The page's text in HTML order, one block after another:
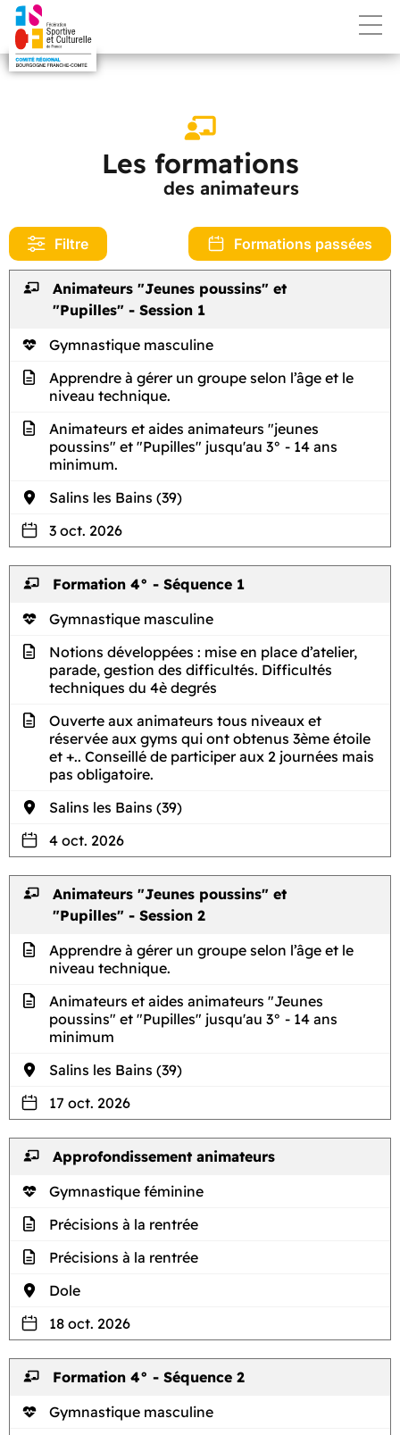
Les formations
des animateurs
Filtre Formations passées
Animateurs "Jeunes poussins" et
"Pupilles" - Session 1
Gymnastique masculine
Apprendre à gérer un groupe selon l’âge et le
niveau technique.
Animateurs et aides animateurs "jeunes
poussins" et "Pupilles" jusqu'au 3° - 14 ans
minimum.
Salins les Bains (39)
3 oct. 2026
Formation 4° - Séquence 1
Gymnastique masculine
Notions développées : mise en place d’atelier,
parade, gestion des difficultés. Difficultés
techniques du 4è degrés
Ouverte aux animateurs tous niveaux et
réservée aux gyms qui ont obtenus 3ème étoile
et +.. Conseillé de participer aux 2 journées mais
pas obligatoire.
Salins les Bains (39)
4 oct. 2026
Animateurs "Jeunes poussins" et
"Pupilles" - Session 2
Apprendre à gérer un groupe selon l’âge et le
niveau technique.
Animateurs et aides animateurs "Jeunes
poussins" et "Pupilles" jusqu'au 3° - 14 ans
minimum
Salins les Bains (39)
17 oct. 2026
Approfondissement animateurs
Gymnastique féminine
Précisions à la rentrée
Précisions à la rentrée
Dole
18 oct. 2026
Formation 4° - Séquence 2
Gymnastique masculine